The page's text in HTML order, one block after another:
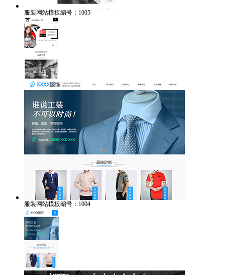
服装网站模板编号：1005
服装网站模板编号：1004